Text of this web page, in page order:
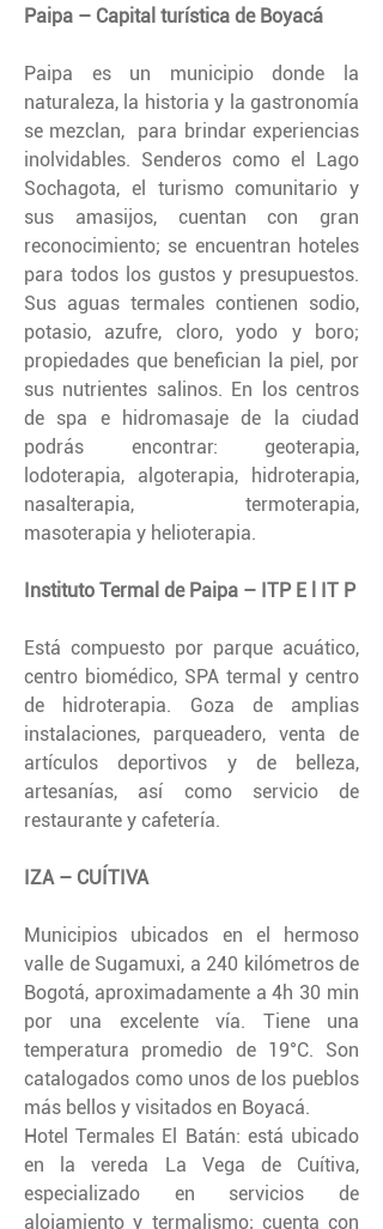
Paipa – Capital turística de Boyacá
Paipa es un municipio donde la
naturaleza, la historia y la gastronomía
se mezclan, para brindar experiencias
inolvidables. Senderos como el Lago
Sochagota, el turismo comunitario y
sus amasijos, cuentan con gran
reconocimiento; se encuentran hoteles
para todos los gustos y presupuestos.
Sus aguas termales contienen sodio,
potasio, azufre, cloro, yodo y boro;
propiedades que benefician la piel, por
sus nutrientes salinos. En los centros
de spa e hidromasaje de la ciudad
podrás encontrar: geoterapia,
lodoterapia, algoterapia, hidroterapia,
nasalterapia, termoterapia,
masoterapia y helioterapia.
Instituto Termal de Paipa – ITP E l IT P
Está compuesto por parque acuático,
centro biomédico, SPA termal y centro
de hidroterapia. Goza de amplias
instalaciones, parqueadero, venta de
artículos deportivos y de belleza,
artesanías, así como servicio de
restaurante y cafetería.
IZA – CUÍTIVA
Municipios ubicados en el hermoso
valle de Sugamuxi, a 240 kilómetros de
Bogotá, aproximadamente a 4h 30 min
por una excelente vía. Tiene una
temperatura promedio de 19°C. Son
catalogados como unos de los pueblos
más bellos y visitados en Boyacá.
Hotel Termales El Batán: está ubicado
en la vereda La Vega de Cuítiva,
especializado en servicios de
alojamiento y termalismo; cuenta con